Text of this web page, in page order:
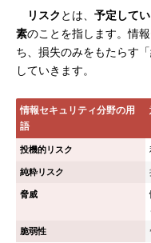
リスク とは、 予定して
素のことを指します。情
ち、損失のみをもたらす
していきます。
情報セキュリティ分野の用
語
投機的リスク
純粋リスク
脅威
脆弱性